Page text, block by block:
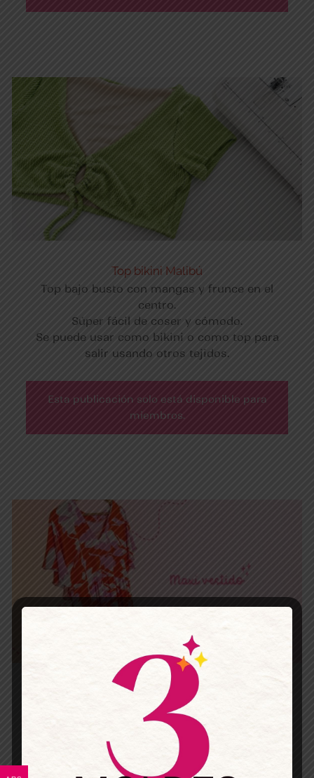
Top bikini Malibú
Top bajo busto con mangas y frunce en el
centro.
Súper fácil de coser y cómodo.
Se puede usar como bikini o como top para
salir usando otros tejidos.
Esta publicación solo está disponible para
miembros.
Maxi vestido
Maxi vestido con mangas acampanadas y
escote en V.
Falda con frunce.
Vos podes elegir el largo de falda o cuantas